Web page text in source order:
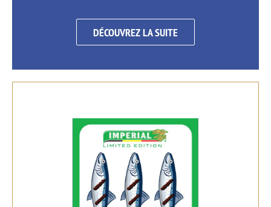
DÉCOUVREZ LA SUITE